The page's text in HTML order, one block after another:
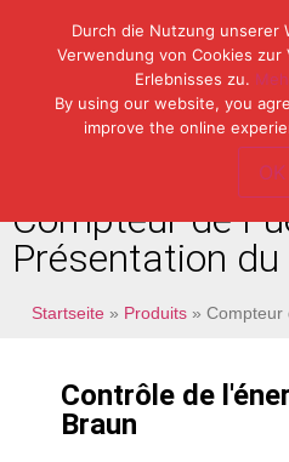
Compteur de
Présentation
Startseite » Produits » Compteur
Contrôle de
Braun
Durch die Nutzung unserer
Verwendung von Cookies
Erlebnisses zu.
By using our website, you
improve the online
OK